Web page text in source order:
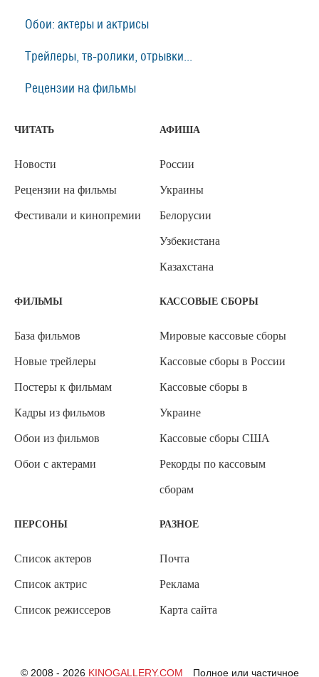
Обои: актеры и актрисы
Трейлеры, тв-ролики, отрывки...
Рецензии на фильмы
ЧИТАТЬ
Новости
Рецензии на фильмы
Фестивали и кинопремии
АФИША
России
Украины
Белорусии
Узбекистана
Казахстана
ФИЛЬМЫ
База фильмов
Новые трейлеры
Постеры к фильмам
Кадры из фильмов
Обои из фильмов
Обои с актерами
КАССОВЫЕ СБОРЫ
Мировые кассовые сборы
Кассовые сборы в России
Кассовые сборы в
Украине
Кассовые сборы США
Рекорды по кассовым
сборам
ПЕРСОНЫ
Список актеров
Список актрис
Список режиссеров
РАЗНОЕ
Почта
Реклама
Карта сайта
© 2008 - 2026 KINOGALLERY.COM Полное или частичное